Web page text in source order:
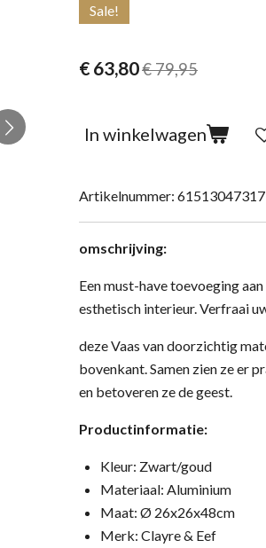
Sale!
€ 63,80€ 79,95
In winkelwagen
Artikelnummer:
omschrijving:
Een must-have toevoeging
esthetisch interieur. Verfraai
deze Vaas van doorzichtig
bovenkant. Samen zien ze er
en betoveren ze de geest.
Productinformatie:
Kleur: Zwart/goud
Materiaal: Aluminium
Maat: Ø 26x26x48cm
Merk: Clayre & Eef